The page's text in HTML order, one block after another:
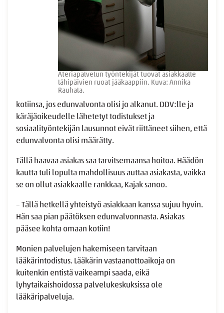
Ateriapalvelun työntekijät tuovat asiakkaalle
lähipäivien ruoat jääkaappiin. Kuva: Annika
Rauhala.
kotiinsa, jos edunvalvonta olisi jo alkanut. DDV:lle ja
käräjäoikeudelle lähetetyt todistukset ja
sosiaalityöntekijän lausunnot eivät riittäneet siihen, että
edunvalvonta olisi määrätty.
Tällä haavaa asiakas saa tarvitsemaansa hoitoa. Häädön
kautta tuli lopulta mahdollisuus auttaa asiakasta, vaikka
se on ollut asiakkaalle rankkaa, Kajak sanoo.
– Tällä hetkellä yhteistyö asiakkaan kanssa sujuu hyvin.
Hän saa pian päätöksen edunvalvonnasta. Asiakas
pääsee kohta omaan kotiin!
Monien palvelujen hakemiseen tarvitaan
lääkärintodistus. Lääkärin vastaanottoaikoja on
kuitenkin entistä vaikeampi saada, eikä
lyhytaikaishoidossa palvelukeskuksissa ole
lääkäripalveluja.